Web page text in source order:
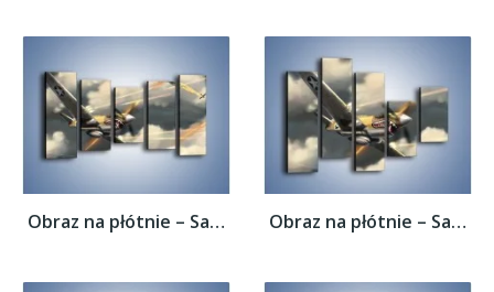
Obraz na płótnie – Samolotem w stronę... Obraz na płótnie – Samolotem w stronę...